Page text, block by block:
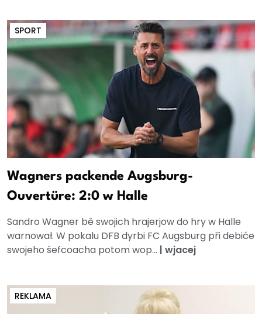
SPORT
Wagners packende Augsburg-
Ouvertüre: 2:0 w Halle
Sandro Wagner bě swojich hrajerjow do hry w Halle
warnował. W pokalu DFB dyrbi FC Augsburg při debiće
swojeho šefcoacha potom wop... | wjacej
REKLAMA